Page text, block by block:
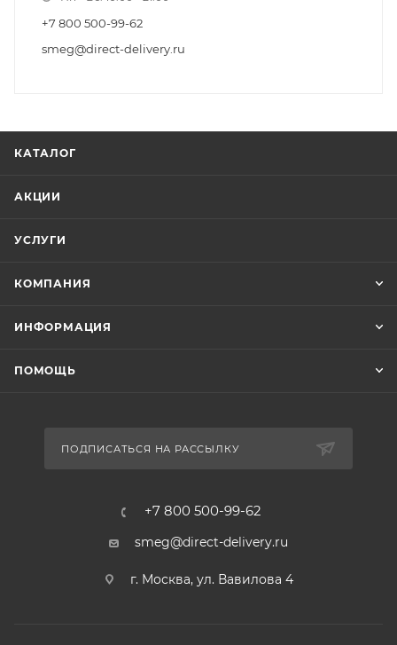
+7 800 500-99-62
smeg@direct-delivery.ru
КАТАЛОГ
АКЦИИ
УСЛУГИ
КОМПАНИЯ
ИНФОРМАЦИЯ
ПОМОЩЬ
ПОДПИСАТЬСЯ НА РАССЫЛКУ
+7 800 500-99-62
smeg@direct-delivery.ru
г. Москва, ул. Вавилова 4